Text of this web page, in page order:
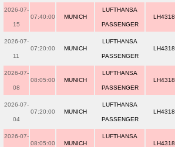
2026-07-
15
07:40:00 MUNICH
LUFTHANSA
PASSENGER
LH4318
2026-07-
11
07:20:00 MUNICH
LUFTHANSA
PASSENGER
LH4318
2026-07-
08
08:05:00 MUNICH
LUFTHANSA
PASSENGER
LH4318
2026-07-
04
07:20:00 MUNICH
LUFTHANSA
PASSENGER
LH4318
2026-07-
08:05:00 MUNICH
LUFTHANSA
LH4318